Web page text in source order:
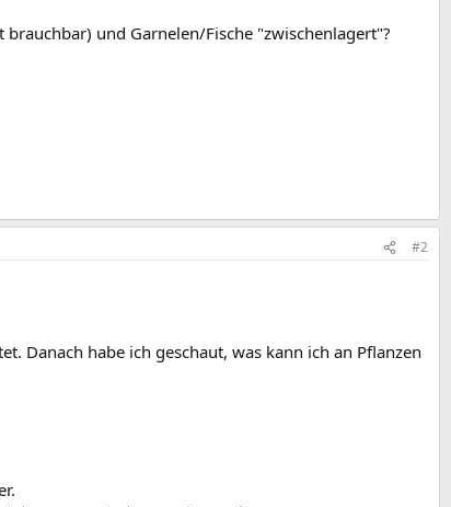
und Garnelen/Fische "zwischenlagert"?
#2
Danach habe ich geschaut, was kann ich an Pflanzen